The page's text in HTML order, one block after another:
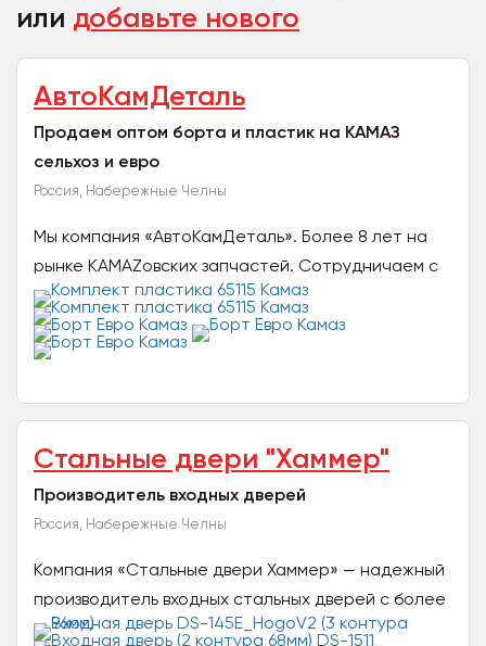
или добавьте нового
АвтоКамДеталь
Продаем оптом борта и пластик на КАМАЗ
сельхоз и евро
Россия, Набережные Челны
Мы компания «АвтоКамДеталь». Более 8 лет на
рынке KAMAZовских запчастей. Сотрудничаем с
надежными производителями пластика на KAMAZ,
Евро и...
Стальные двери "Хаммер"
Производитель входных дверей
Россия, Набережные Челны
Компания «Стальные двери Хаммер» — надежный
производитель входных стальных дверей с более
чем 25-летним опытом работы на рынке. Мы